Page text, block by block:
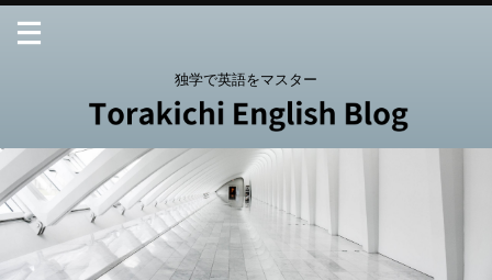
独学で英語をマスター